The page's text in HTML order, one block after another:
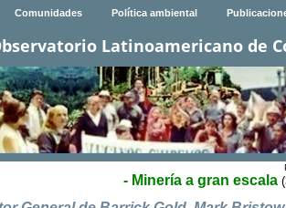
Comunidades Política ambiental
Latinoamericano de
- Minería a gran escala